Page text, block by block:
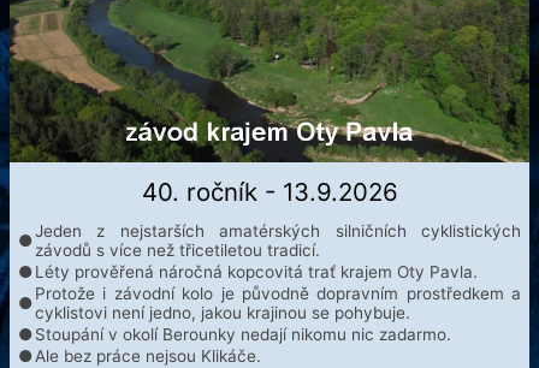
40. ročník - 13.9.2026
●Jeden z nejstarších amatérských silničních cyklistických
závodů s více než třicetiletou tradicí.
●Léty prověřená náročná kopcovitá trať krajem Oty Pavla.
●Protože i závodní kolo je původně dopravním prostředkem a
cyklistovi není jedno, jakou krajinou se pohybuje.
●Stoupání v okolí Berounky nedají nikomu nic zadarmo.
●Ale bez práce nejsou Klikáče.